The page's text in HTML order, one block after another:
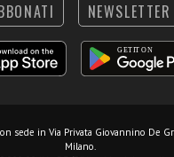
NEWSLETTER
sede in Via Privata Giovannino De
Milano.